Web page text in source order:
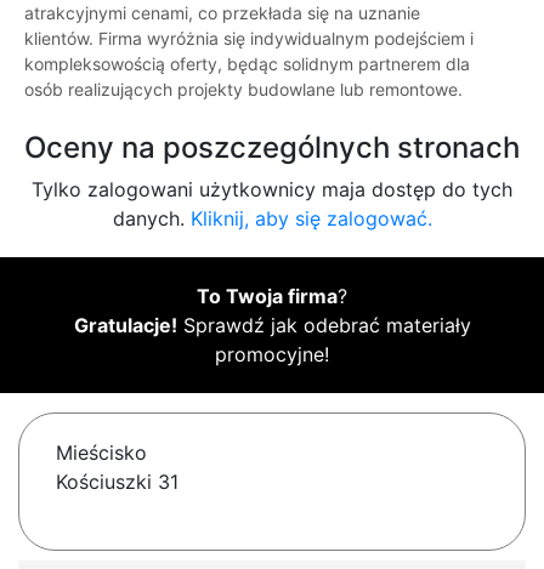
atrakcyjnymi cenami, co przekłada się na uznanie
klientów. Firma wyróżnia się indywidualnym podejściem i
kompleksowością oferty, będąc solidnym partnerem dla
osób realizujących projekty budowlane lub remontowe.
Oceny na poszczególnych stronach
Tylko zalogowani użytkownicy maja dostęp do tych
danych. Kliknij, aby się zalogować.
To Twoja firma?
Gratulacje! Sprawdź jak odebrać materiały
promocyjne!
Mieścisko
Kościuszki 31